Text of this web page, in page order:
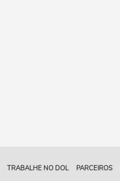
TRABALHE NO DOL PARCEIROS